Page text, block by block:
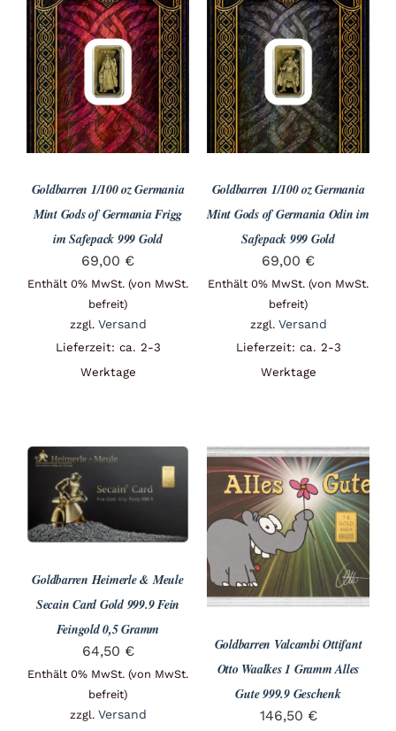
Goldbarren 1/100 oz Germania
Mint Gods of Germania Frigg
im Safepack 999 Gold
69,00 €
Enthält 0% MwSt. (von MwSt.
befreit)
zzgl. Versand
Lieferzeit: ca. 2-3
Werktage
Goldbarren 1/100 oz Germania
Mint Gods of Germania Odin im
Safepack 999 Gold
69,00 €
Enthält 0% MwSt. (von MwSt.
befreit)
zzgl. Versand
Lieferzeit: ca. 2-3
Werktage
Goldbarren Heimerle & Meule
Secain Card Gold 999.9 Fein
Feingold 0,5 Gramm
64,50 €
Enthält 0% MwSt. (von MwSt.
befreit)
zzgl. Versand
Goldbarren Valcambi Ottifant
Otto Waalkes 1 Gramm Alles
Gute 999.9 Geschenk
146,50 €